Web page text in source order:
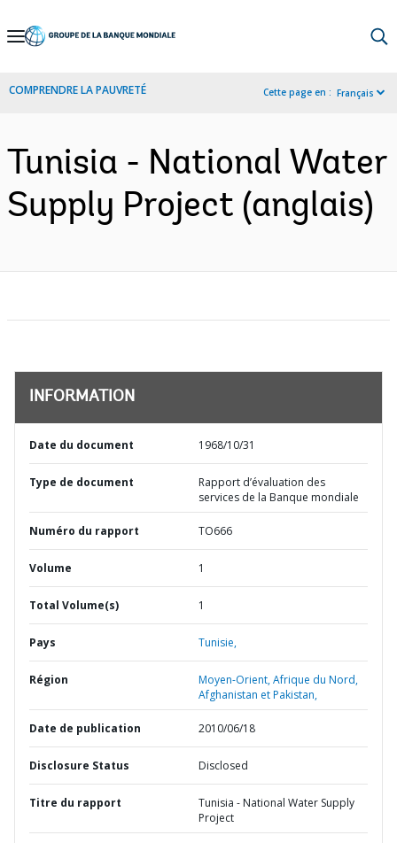
Skip
Navigation
COMPRENDRE LA PAUVRETÉ Cette page en : Français
Tunisia - National Water
Supply Project (anglais)
INFORMATION
Date du document 1968/10/31
Type de document
Rapport d’évaluation des
services de la Banque mondiale
Numéro du rapport TO666
Volume 1
Total Volume(s) 1
Pays Tunisie,
Région
Moyen-Orient, Afrique du Nord,
Afghanistan et Pakistan,
Date de publication 2010/06/18
Disclosure Status Disclosed
Titre du rapport
Tunisia - National Water Supply
Project